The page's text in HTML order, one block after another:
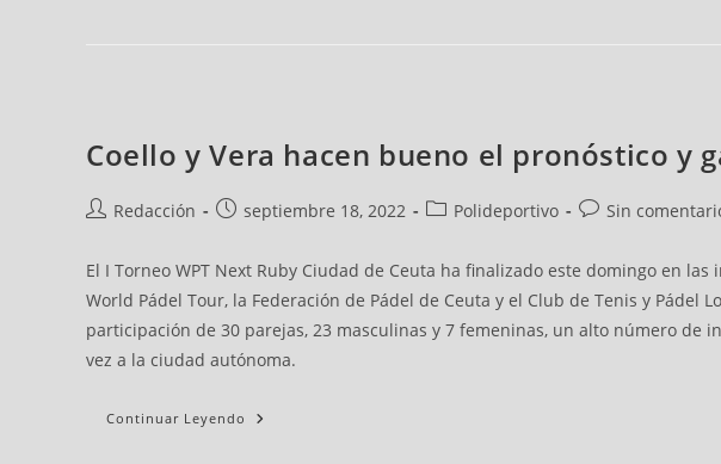
Coello y Vera hacen bueno el pronóstico y
Redacción septiembre 18, 2022 Polideportivo Sin
El I Torneo WPT Next Ruby Ciudad de Ceuta ha finalizado este domingo en
World Pádel Tour, la Federación de Pádel de Ceuta y el Club de Tenis y
participación de 30 parejas, 23 masculinas y 7 femeninas, un alto número
vez a la ciudad autónoma.
Continuar Leyendo